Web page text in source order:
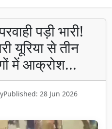
पड़ी भारी!
यूरिया से तीन
में आक्रोश...
Published: 28 Jun 2026